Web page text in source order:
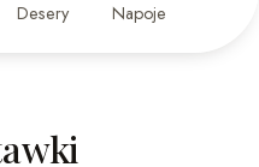
Desery Napoje